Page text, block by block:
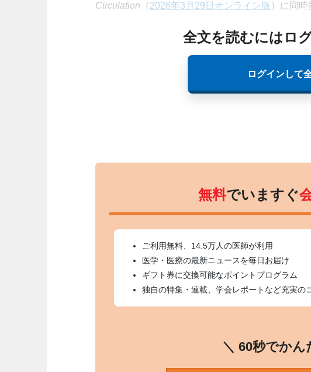
Circulation （ 2026年3月29日オンライン版 ）に同時
全文を読むにはロ
ログインして
無料でいますぐ
ご利用無料、14.5万人の医師が利用
医学・医療の最新ニュースを毎日お届け
ギフト券に交換可能なポイントプログラム
独自の特集・連載、学会レポートなど充実の
＼ 60秒でかん